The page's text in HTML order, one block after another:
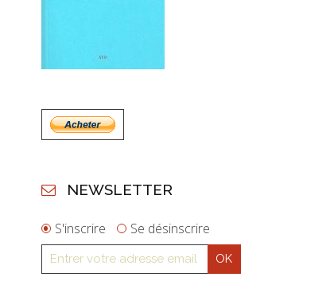
NEWSLETTER
S'inscrire Se désinscrire